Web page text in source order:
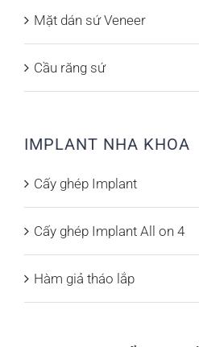
Mặt dán sứ Veneer
Cầu răng sứ
IMPLANT NHA KHOA
Cấy ghép Implant
Cấy ghép Implant All on 4
Hàm giả tháo lắp